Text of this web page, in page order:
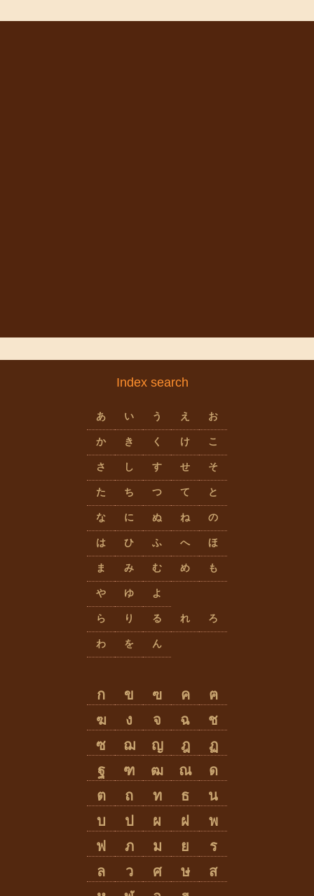
Index search
あ い う え お
か き く け こ
さ し す せ そ
た ち つ て と
な に ぬ ね の
は ひ ふ へ ほ
ま み む め も
や ゆ よ
ら り る れ ろ
わ を ん
ก ข ฃ ค
ฅ
ฆ
ง จ ฉ
ช
ซ
ฌ ญ ฎ
ฏ
ฐ
ฑ ฒ ณ
ด
ต
ถ ท ธ
น
บ
ป ผ ฝ
พ
ฟ
ภ ม ย
ร
ล
ว ศ ษ
ส